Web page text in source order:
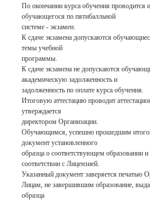
По окончании курса обучения проводится
обучающегося по пятибалльной
системе - экзамен.
К сдаче экзамена допускаются
темы учебной
программы.
К сдаче экзамена не допускаются
академическую задолженность и
задолженность по оплате курса обучения.
Итоговую аттестацию проводит
утверждается
директором Организации.
Обучающимся, успешно прошедшим
документ установленного
образца о соответствующем образовании
соответствии с Лицензией.
Указанный документ заверяется печатью
Лицам, не завершившим образование,
образца